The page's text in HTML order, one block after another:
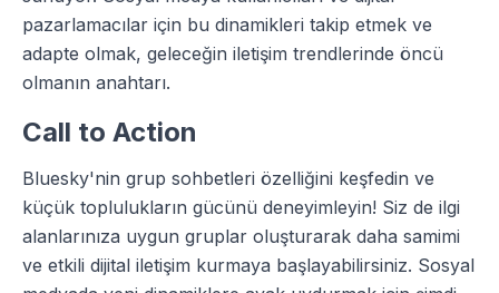
pazarlamacılar için bu dinamikleri takip etmek ve
adapte olmak, geleceğin iletişim trendlerinde öncü
olmanın anahtarı.
Call to Action
Bluesky'nin grup sohbetleri özelliğini keşfedin ve
küçük toplulukların gücünü deneyimleyin! Siz de ilgi
alanlarınıza uygun gruplar oluşturarak daha samimi
ve etkili dijital iletişim kurmaya başlayabilirsiniz. Sosyal